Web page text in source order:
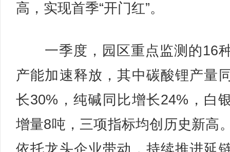
高，实现首季“开门红”。
一季度，园区重点监测的16
产能加速释放，其中碳酸锂产量
长30%，纯碱同比增长24%，白
增量8吨，三项指标均创历史新高
依托龙头企业带动，持续推进延